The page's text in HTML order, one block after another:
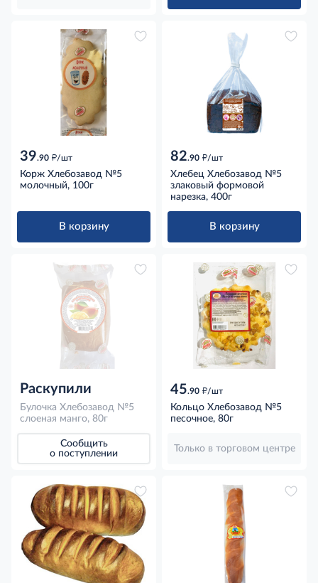
39.90 д/шт
Корж Хлебозавод №5
молочный, 100г
В корзину
82.90 д/шт
Хлебец Хлебозавод №5
злаковый формовой
нарезка, 400г
В корзину
Раскупили
Булочка Хлебозавод №5
слоеная манго, 80г
Сообщить
о поступлении
45.90 д/шт
Кольцо Хлебозавод №5
песочное, 80г
Только в торговом центре